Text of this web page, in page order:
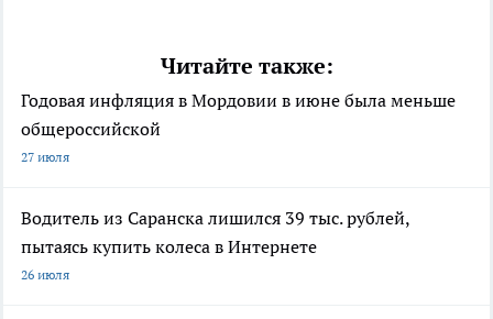
Читайте также:
Годовая инфляция в Мордовии в июне была меньше
общероссийской
27 июля
Водитель из Саранска лишился 39 тыс. рублей,
пытаясь купить колеса в Интернете
26 июля